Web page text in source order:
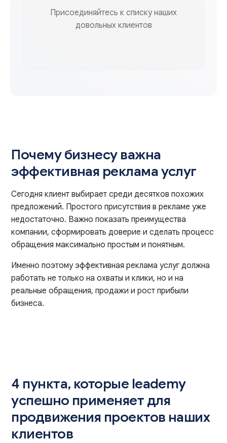
Присоединяйтесь к списку наших
довольных клиентов
Почему бизнесу важна
эффективная реклама услуг
Сегодня клиент выбирает среди десятков похожих
предложений. Простого присутствия в рекламе уже
недостаточно. Важно показать преимущества
компании, сформировать доверие и сделать процесс
обращения максимально простым и понятным.
Именно поэтому эффективная реклама услуг должна
работать не только на охваты и клики, но и на
реальные обращения, продажи и рост прибыли
бизнеса.
4 пункта, которые leademy
успешно применяет для
продвижения проектов наших
клиентов